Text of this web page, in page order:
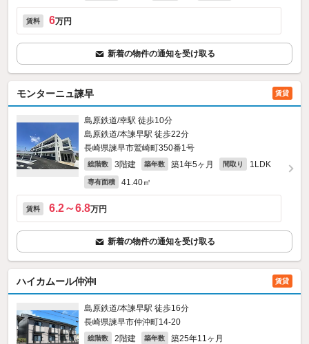
賃料 6万円
新着の物件の通知を受け取る
モンターニュ諫早 賃貸
島原鉄道/幸駅 徒歩10分
島原鉄道/本諫早駅 徒歩22分
長崎県諫早市鷲崎町350番1号
総階数 3階建 築年数 築1年5ヶ月 間取り 1LDK
専有面積 41.40㎡
賃料 6.2～6.8万円
新着の物件の通知を受け取る
ハイカムール仲沖I 賃貸
島原鉄道/本諫早駅 徒歩16分
長崎県諫早市仲沖町14-20
総階数 2階建 築年数 築25年11ヶ月